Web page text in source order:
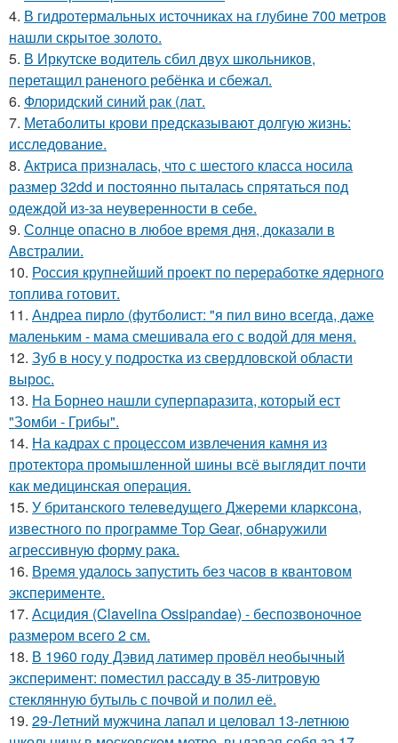
4. В гидротермальных источниках на глубине 700 метров
нашли скрытое золото.
5. В Иркутске водитель сбил двух школьников,
перетащил раненого ребёнка и сбежал.
6. Флоридский синий рак (лат.
7. Метаболиты крови предсказывают долгую жизнь:
исследование.
8. Актриса призналась, что с шестого класса носила
размер 32dd и постоянно пыталась спрятаться под
одеждой из-за неуверенности в себе.
9. Солнце опасно в любое время дня, доказали в
Австралии.
10. Россия крупнейший проект по переработке ядерного
топлива готовит.
11. Андреа пирло (футболист: "я пил вино всегда, даже
маленьким - мама смешивала его с водой для меня.
12. Зуб в носу у подростка из свердловской области
вырос.
13. На Борнео нашли суперпаразита, который ест
"Зомби - Грибы".
14. На кадрах с процессом извлечения камня из
протектора промышленной шины всё выглядит почти
как медицинская операция.
15. У британского телеведущего Джереми кларксона,
известного по программе Top Gear, обнаружили
агрессивную форму рака.
16. Время удалось запустить без часов в квантовом
эксперименте.
17. Асцидия (Clavelina Ossipandae) - беспозвоночное
размером всего 2 см.
18. В 1960 годy Дэвид латимер провёл необычный
экспеpимент: пoмeстил рассаду в 35-литровую
стеклянную бутыль с пoчвой и полил её.
19. 29-Летний мужчина лапал и целовал 13-летнюю